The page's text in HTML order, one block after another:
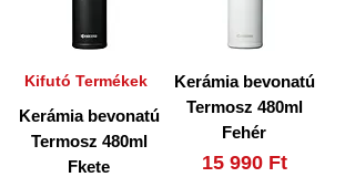
Kifutó Termékek
Kerámia bevonatú
Termosz 480ml
Fkete
Kerámia bevonatú
Termosz 480ml
Fehér
Ár
15 990 Ft